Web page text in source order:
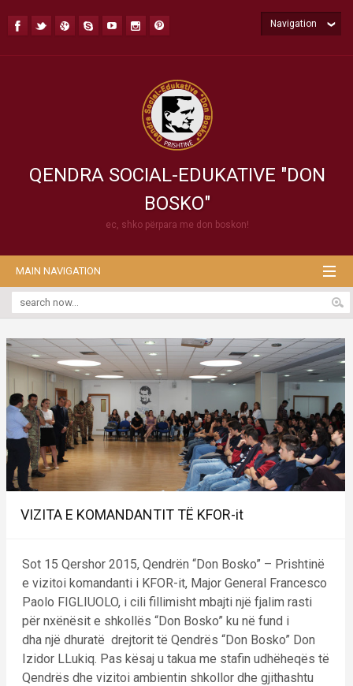
QENDRA SOCIAL-EDUKATIVE "DON
BOSKO"
ec, shko përpara me don boskon!
Navigation
MAIN NAVIGATION
VIZITA E KOMANDANTIT TË KFOR-it
Sot 15 Qershor 2015, Qendrën “Don Bosko” – Prishtinë
e vizitoi komandanti i KFOR-it, Major General Francesco
Paolo FIGLIUOLO, i cili fillimisht mbajti një fjalim rasti
për nxënësit e shkollës “Don Bosko” ku në fund i
dha një dhuratë drejtorit të Qendrës “Don Bosko” Don
Izidor LLukiq. Pas kësaj u takua me stafin udhëheqës të
Qendrës dhe vizitoi ambientin shkollor dhe gjithashtu